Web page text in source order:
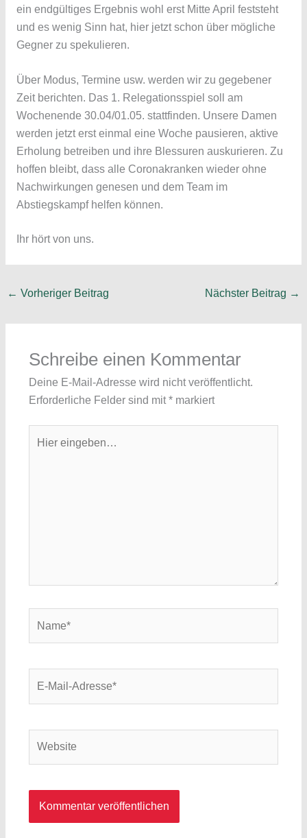
ein endgültiges Ergebnis wohl erst Mitte April feststeht
und es wenig Sinn hat, hier jetzt schon über mögliche
Gegner zu spekulieren.
Über Modus, Termine usw. werden wir zu gegebener
Zeit berichten. Das 1. Relegationsspiel soll am
Wochenende 30.04/01.05. stattfinden. Unsere Damen
werden jetzt erst einmal eine Woche pausieren, aktive
Erholung betreiben und ihre Blessuren auskurieren. Zu
hoffen bleibt, dass alle Coronakranken wieder ohne
Nachwirkungen genesen und dem Team im
Abstiegskampf helfen können.
Ihr hört von uns.
← Vorheriger Beitrag Nächster Beitrag →
Schreibe einen Kommentar
Deine E-Mail-Adresse wird nicht veröffentlicht.
Erforderliche Felder sind mit*markiert
eingeben…